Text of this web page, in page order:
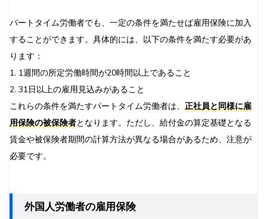
パートタイム労働者でも、一定の条件を満たせば雇用保険に加入
することができます。具体的には、以下の条件を満たす必要があ
ります：
1. 1週間の所定労働時間が20時間以上であること
2. 31日以上の雇用見込みがあること
これらの条件を満たすパートタイム労働者は、 正社員と同様に雇
用保険の被保険者となります。ただし、給付金の算定基礎となる
賃金や被保険者期間の計算方法が異なる場合があるため、注意が
必要です。
外国人労働者の雇用保険